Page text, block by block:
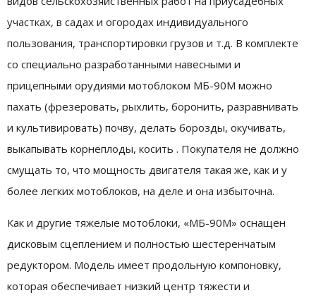
участках, в садах и огородах индивидуального
пользования, транспортировки грузов и т.д. В комплекте
со специально разработанными навесными и
прицепными орудиями мотоблоком МБ-90M можно
пахать (фрезеровать, рыхлить, боронить, разравнивать
и культивировать) почву, делать борозды, окучивать,
выкапывать корнеплоды, косить . Покупателя не должно
смущать то, что мощность двигателя такая же, как и у
более легких мотоблоков, на деле и она избыточна.
Как и другие тяжелые мотоблоки, «МБ-90М» оснащен
дисковым сцеплением и полностью шестеренчатым
редуктором. Модель имеет продольную компоновку,
которая обеспечивает низкий центр тяжести и